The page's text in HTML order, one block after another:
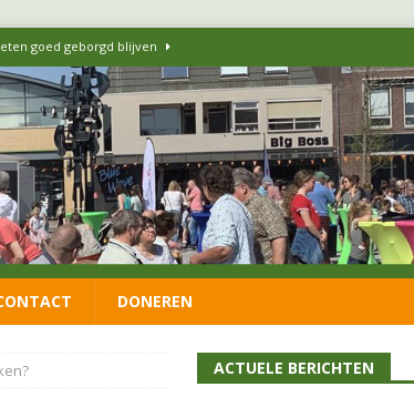
goed geborgd blijven
schaf het
Sociaal Domein
behoud van karakter’
DONEREN
ACTUELE BERICHTEN